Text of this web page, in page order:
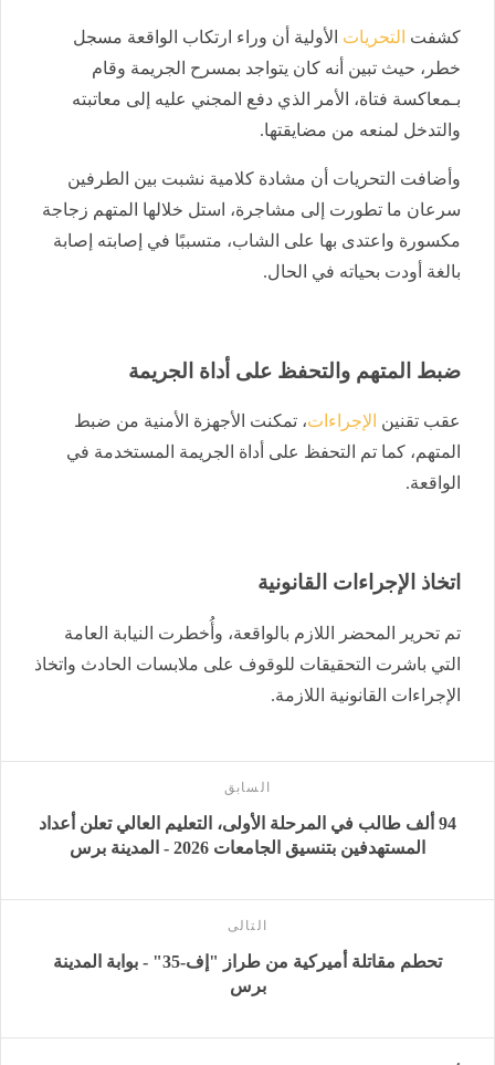
كشفت التحريات الأولية أن وراء ارتكاب الواقعة مسجل
خطر، حيث تبين أنه كان يتواجد بمسرح الجريمة وقام
بـمعاكسة فتاة، الأمر الذي دفع المجني عليه إلى معاتبته
والتدخل لمنعه من مضايقتها.
وأضافت التحريات أن مشادة كلامية نشبت بين الطرفين
سرعان ما تطورت إلى مشاجرة، استل خلالها المتهم زجاجة
مكسورة واعتدى بها على الشاب، متسببًا في إصابته إصابة
بالغة أودت بحياته في الحال.
ضبط المتهم والتحفظ على أداة الجريمة
عقب تقنين الإجراءات، تمكنت الأجهزة الأمنية من ضبط
المتهم، كما تم التحفظ على أداة الجريمة المستخدمة في
الواقعة.
اتخاذ الإجراءات القانونية
تم تحرير المحضر اللازم بالواقعة، وأُخطرت النيابة العامة
التي باشرت التحقيقات للوقوف على ملابسات الحادث واتخاذ
الإجراءات القانونية اللازمة.
السابق
94 ألف طالب في المرحلة الأولى، التعليم العالي تعلن أعداد
المستهدفين بتنسيق الجامعات 2026 - المدينة برس
التالى
تحطم مقاتلة أميركية من طراز "إف-35" - بوابة المدينة
برس